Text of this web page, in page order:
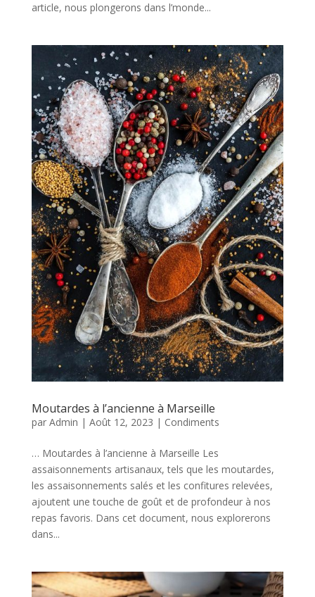
article, nous plongerons dans l’monde...
Moutardes à l’ancienne à Marseille
par Admin | Août 12, 2023 | Condiments
… Moutardes à l’ancienne à Marseille Les
assaisonnements artisanaux, tels que les moutardes,
les assaisonnements salés et les confitures relevées,
ajoutent une touche de goût et de profondeur à nos
repas favoris. Dans cet document, nous explorerons
dans...